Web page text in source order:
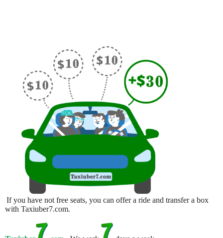
If you have not free seats, you can offer a ride and transfer a box
with Taxiuber7.com.